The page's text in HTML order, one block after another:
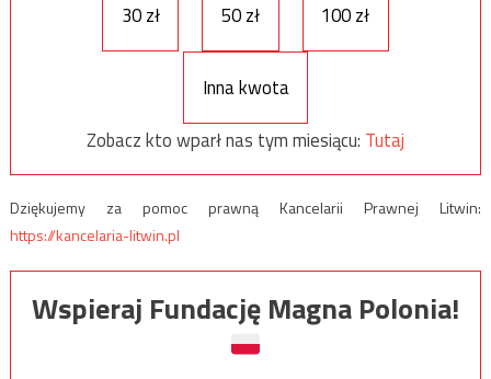
30 zł
50 zł 100 zł
Inna kwota
Zobacz kto wparł nas tym miesiącu: Tutaj
Dziękujemy za pomoc prawną Kancelarii Prawnej Litwin:
https://kancelaria-litwin.pl
Wspieraj Fundację Magna Polonia!